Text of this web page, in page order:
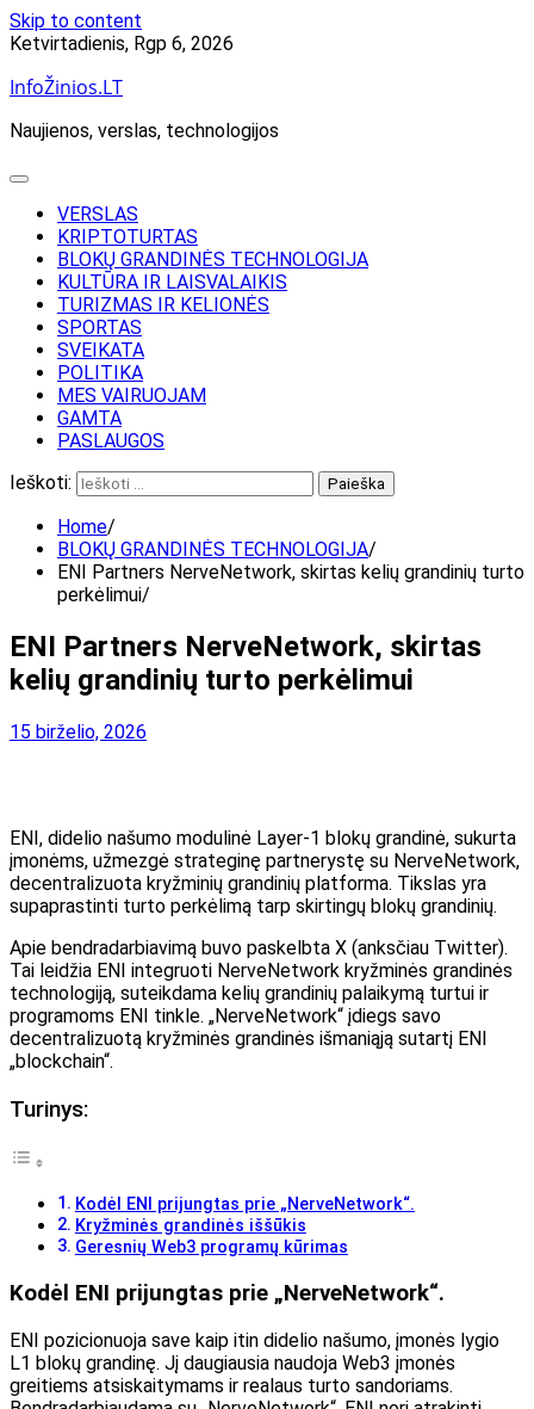
Skip to content
Ketvirtadienis, Rgp 6, 2026
InfoŽinios.LT
Naujienos, verslas, technologijos
VERSLAS
KRIPTOTURTAS
BLOKŲ GRANDINĖS TECHNOLOGIJA
KULTŪRA IR LAISVALAIKIS
TURIZMAS IR KELIONĖS
SPORTAS
SVEIKATA
POLITIKA
MES VAIRUOJAM
GAMTA
PASLAUGOS
Ieškoti:
Home
BLOKŲ GRANDINĖS TECHNOLOGIJA
ENI Partners NerveNetwork, skirtas kelių grandinių turto
perkėlimui
ENI Partners NerveNetwork, skirtas
kelių grandinių turto perkėlimui
15 birželio, 2026
ENI, didelio našumo modulinė Layer-1 blokų grandinė, sukurta
įmonėms, užmezgė strateginę partnerystę su NerveNetwork,
decentralizuota kryžminių grandinių platforma. Tikslas yra
supaprastinti turto perkėlimą tarp skirtingų blokų grandinių.
Apie bendradarbiavimą buvo paskelbta X (anksčiau Twitter).
Tai leidžia ENI integruoti NerveNetwork kryžminės grandinės
technologiją, suteikdama kelių grandinių palaikymą turtui ir
programoms ENI tinkle. „NerveNetwork“ įdiegs savo
decentralizuotą kryžminės grandinės išmaniąją sutartį ENI
„blockchain“.
Turinys:
Kodėl ENI prijungtas prie „NerveNetwork“.
Kryžminės grandinės iššūkis
Geresnių Web3 programų kūrimas
Kodėl ENI prijungtas prie „NerveNetwork“.
ENI pozicionuoja save kaip itin didelio našumo, įmonės lygio
L1 blokų grandinę. Jį daugiausia naudoja Web3 įmonės
greitiems atsiskaitymams ir realaus turto sandoriams.